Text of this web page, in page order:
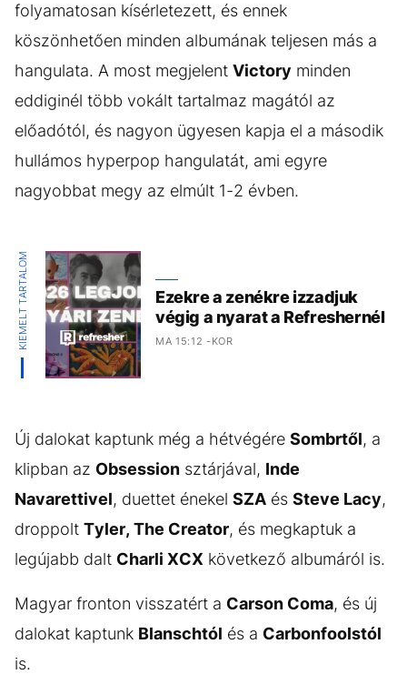
folyamatosan kísérletezett, és ennek
köszönhetően minden albumának teljesen más a
hangulata. A most megjelent Victory minden
eddiginél több vokált tartalmaz magától az
előadótól, és nagyon ügyesen kapja el a második
hullámos hyperpop hangulatát, ami egyre
nagyobbat megy az elmúlt 1-2 évben.
KIEMELT TARTALOM
Ezekre a zenékre izzadjuk
végig a nyarat a Refreshernél
MA 15:12 -KOR
Új dalokat kaptunk még a hétvégére Sombrtől, a
klipban az Obsession sztárjával, Inde
Navarettivel, duettet énekel SZA és Steve Lacy,
droppolt Tyler, The Creator, és megkaptuk a
legújabb dalt Charli XCX következő albumáról is.
Magyar fronton visszatért a Carson Coma, és új
dalokat kaptunk Blanschtól és a Carbonfoolstól
is.